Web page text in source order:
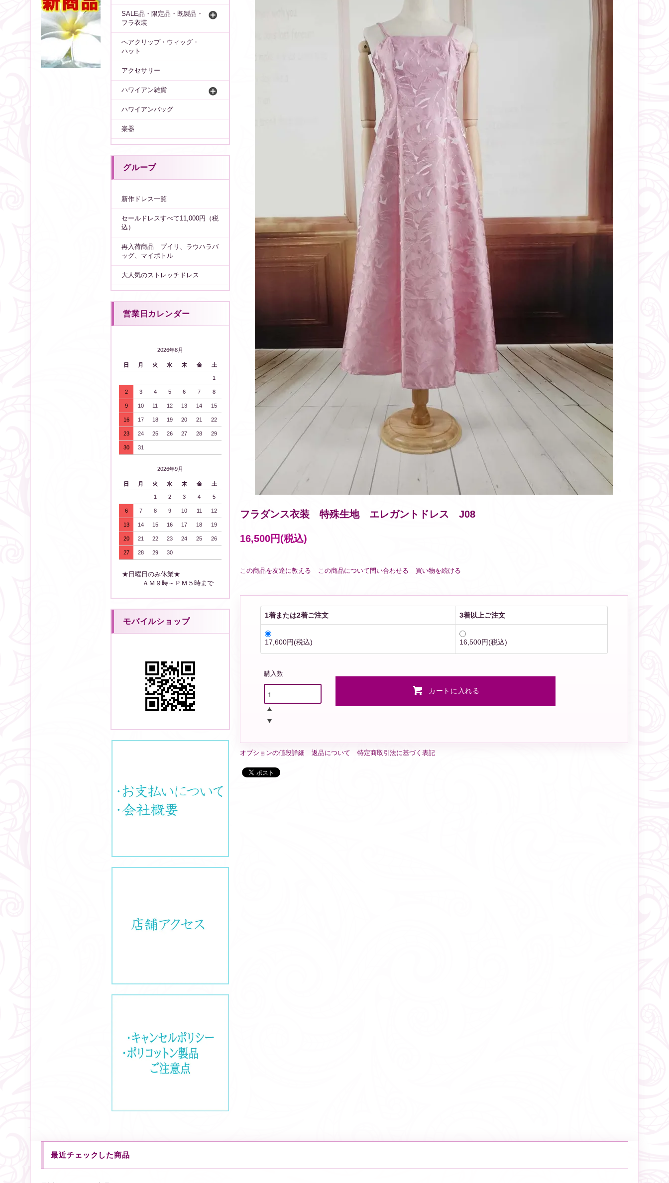
フラダンス衣装 特殊生地 エレガントドレス J08
16,500円(税込)
この商品を友達に教える この商品について問い合わせる 買い物を続ける
1着または2着ご注文 3着以上ご注文
17,600円(税込) 16,500円(税込)
購入数
カートに入れる
オプションの値段詳細 返品について 特定商取引法に基づく表記
SALE品・限定品・既製品・
フラ衣装
ヘアクリップ・ウィッグ・
ハット
アクセサリー
ハワイアン雑貨
ハワイアンバッグ
楽器
グループ
新作ドレス一覧
セールドレスすべて11,000円（税
込）
再入荷商品 プイリ、ラウハラバ
ッグ、マイボトル
大人気のストレッチドレス
営業日カレンダー
2026年8月
日 月 火 水 木 金 土
1
2 3 4 5 6 7 8
9 10 11 12 13 14 15
16 17 18 19 20 21 22
23 24 25 26 27 28 29
30 31
2026年9月
日 月 火 水 木 金 土
1 2 3 4 5
6 7 8 9 10 11 12
13 14 15 16 17 18 19
20 21 22 23 24 25 26
27 28 29 30
★日曜日のみ休業★
ＡＭ９時～ＰＭ５時まで
モバイルショップ
最近チェックした商品